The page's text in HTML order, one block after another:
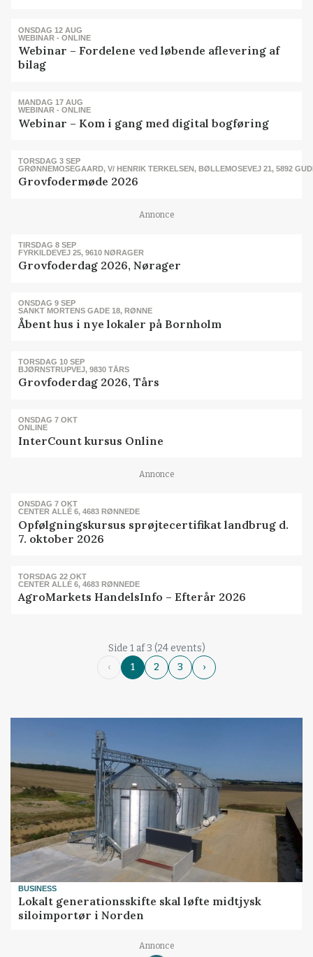
ONSDAG 12 AUG
WEBINAR - ONLINE
Webinar – Fordelene ved løbende aflevering af
bilag
MANDAG 17 AUG
WEBINAR - ONLINE
Webinar – Kom i gang med digital bogføring
TORSDAG 3 SEP
GRØNNEMOSEGAARD, V/ HENRIK TERKELSEN, BØLLEMOSEVEJ 21, 5892
Grovfodermøde 2026
Annonce
TIRSDAG 8 SEP
FYRKILDEVEJ 25, 9610 NØRAGER
Grovfoderdag 2026, Nørager
ONSDAG 9 SEP
SANKT MORTENS GADE 18, RØNNE
Åbent hus i nye lokaler på Bornholm
TORSDAG 10 SEP
BJØRNSTRUPVEJ, 9830 TÅRS
Grovfoderdag 2026, Tårs
ONSDAG 7 OKT
ONLINE
InterCount kursus Online
Annonce
ONSDAG 7 OKT
CENTER ALLÉ 6, 4683 RØNNEDE
Opfølgningskursus sprøjtecertifikat landbrug d.
7. oktober 2026
TORSDAG 22 OKT
CENTER ALLÉ 6, 4683 RØNNEDE
AgroMarkets HandelsInfo – Efterår 2026
Side 1 af 3 (24 events)
‹
1 2 3 ›
BUSINESS
Lokalt generationsskifte skal løfte midtjysk
siloimportør i Norden
Annonce